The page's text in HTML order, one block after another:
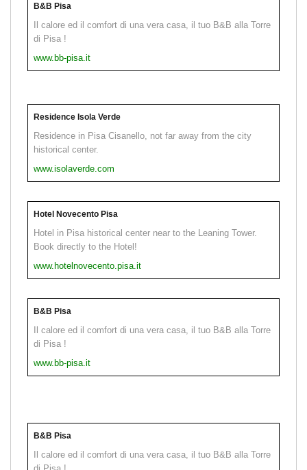
B&B Pisa
Il calore ed il comfort di una vera casa, il tuo B&B alla Torre
di Pisa !
www.bb-pisa.it
Residence Isola Verde
Residence in Pisa Cisanello, not far away from the city
historical center.
www.isolaverde.com
Hotel Novecento Pisa
Hotel in Pisa historical center near to the Leaning Tower.
Book directly to the Hotel!
www.hotelnovecento.pisa.it
B&B Pisa
Il calore ed il comfort di una vera casa, il tuo B&B alla Torre
di Pisa !
www.bb-pisa.it
B&B Pisa
Il calore ed il comfort di una vera casa, il tuo B&B alla Torre